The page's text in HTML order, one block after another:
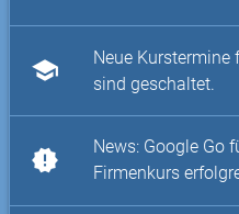
school
Neue Kurstermine
sind geschaltet.
new_releases
News: Google Go
Firmenkurs